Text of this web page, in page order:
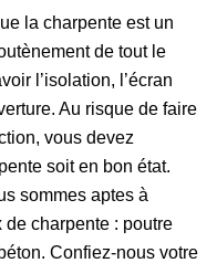
la charpente est un
de tout le
l’isolation, l’écran
Au risque de faire
vous devez
soit en bon état.
sommes aptes à
de charpente : poutre
Confiez-nous votre